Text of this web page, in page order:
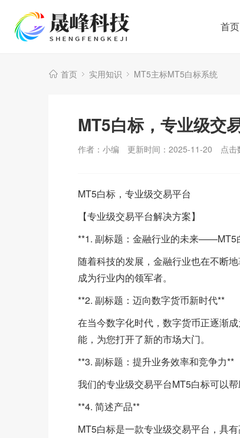
首页
首页 实用知识 MT5主标MT5白标系统
MT5白标，专业级交
作者：小编 更新时间：2025-11-20 点击
MT5白标，专业级交易平台
【专业级交易平台解决方案】
**1. 副标题：金融行业的未来——MT5
随着科技的发展，金融行业也在不断
成为行业内的领军者。
**2. 副标题：迈向数字货币新时代**
在当今数字化时代，数字货币正逐渐
能，为您打开了新的市场大门。
**3. 副标题：提升业务效率和竞争力**
我们的专业级交易平台MT5白标可以
**4. 简述产品**
MT5白标是一款专业级交易平台，具